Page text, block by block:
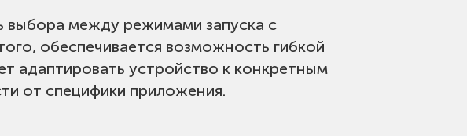
выбора между режимами запуска с
обеспечивается возможность гибкой
адаптировать устройство к конкретным
от специфики приложения.